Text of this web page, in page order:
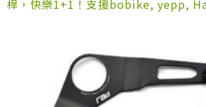
桿，快樂1+1！支援bobike, yepp,